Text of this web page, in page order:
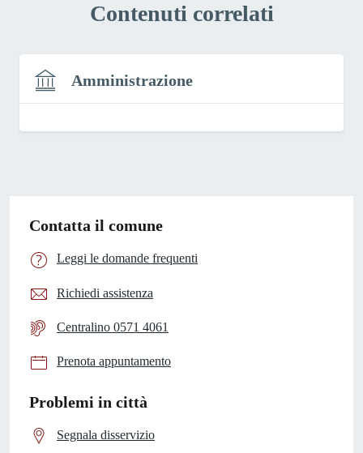
Contenuti correlati
Amministrazione
Contatta il comune
Leggi le domande frequenti
Richiedi assistenza
Centralino 0571 4061
Prenota appuntamento
Problemi in città
Segnala disservizio